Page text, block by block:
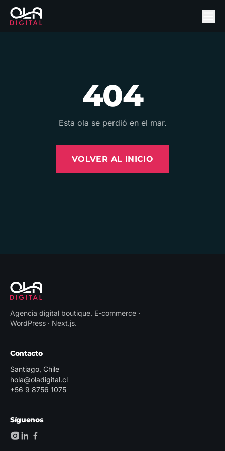
404
Esta ola se perdió en el mar.
VOLVER AL INICIO
Agencia digital boutique. E-commerce ·
WordPress · Next.js.
Contacto
Santiago, Chile
hola@oladigital.cl
+56 9 8756 1075
Síguenos